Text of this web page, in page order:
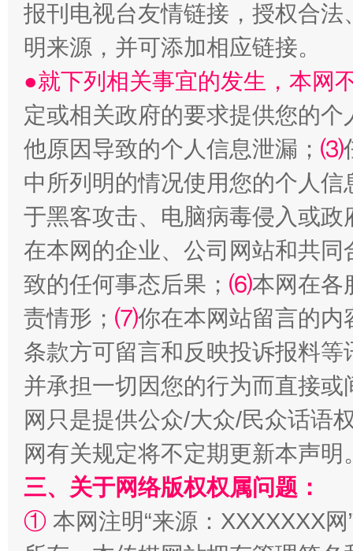
阿坝州三大球赛在茂县开幕 规模
报刊电视台友情链接，授权合
明来源，并可添加相应链接。
●就下列相关事宜的发生，本网
定或相关政府的要求提供您的个
他原因导致的个人信息泄漏； ⑶
中所列明的情况使用您的个人
于黑客攻击、电脑病毒侵入或
在本网的企业、公司网站和共
致的任何事态后果； ⑹本网在各
责情形； ⑺你在本网站留言的内
条款方可留言和反映投诉报料
并承担一切因您的行为而直接
网只是提供公众/大众/民众话语
网有关规定将不定期更新本声明
三、关于网络版权权属问题：
① 本网注明“来源：XXXXXXX